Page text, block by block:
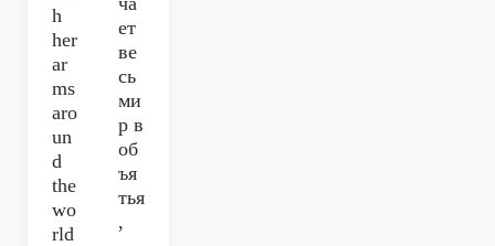
h
her
ar
ms
aro
un
d
the
wo
rld
ет
ве
сь
ми
р в
об
ъя
тья
,